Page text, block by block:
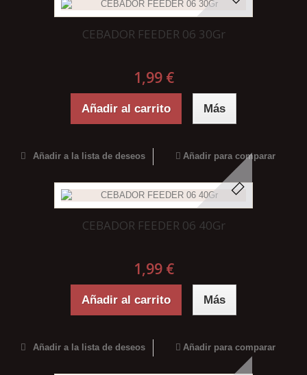
CEBADOR FEEDER 06 30Gr
1,99 €
Añadir al carrito Más
Añadir a la lista de deseos Añadir para comparar
CEBADOR FEEDER 06 40Gr
1,99 €
Añadir al carrito Más
Añadir a la lista de deseos Añadir para comparar